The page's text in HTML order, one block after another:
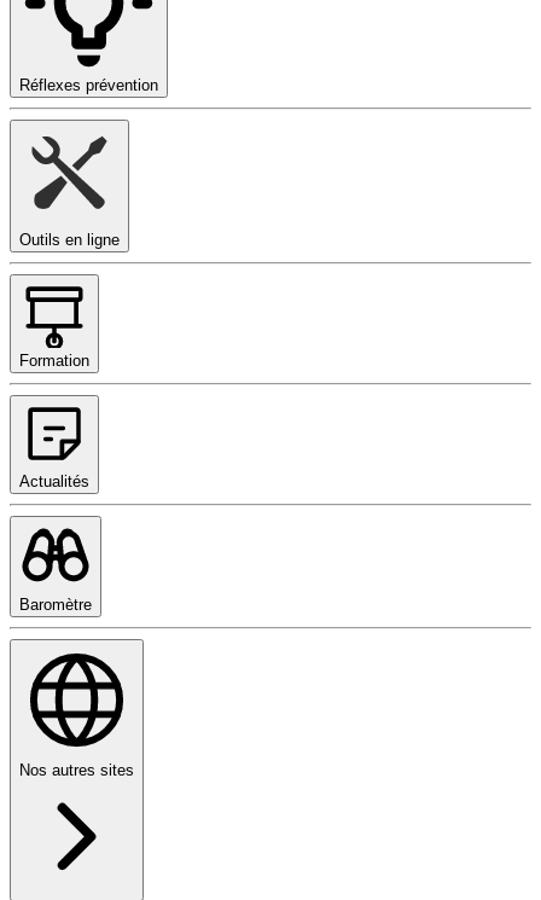
Réflexes prévention
Outils en ligne
Formation
Actualités
Baromètre
Nos autres sites